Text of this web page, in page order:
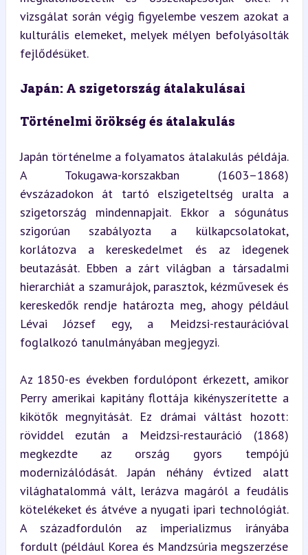
vizsgálat során végig figyelembe veszem azokat a
kulturális elemeket, melyek mélyen befolyásolták
fejlődésüket.
Japán: A szigetország átalakulásai
Történelmi örökség és átalakulás
Japán történelme a folyamatos átalakulás példája.
A Tokugawa-korszakban (1603–1868)
évszázadokon át tartó elszigeteltség uralta a
szigetország mindennapjait. Ekkor a sógunátus
szigorúan szabályozta a külkapcsolatokat,
korlátozva a kereskedelmet és az idegenek
beutazását. Ebben a zárt világban a társadalmi
hierarchiát a szamurájok, parasztok, kézművesek és
kereskedők rendje határozta meg, ahogy például
Lévai József egy, a Meidzsi-restaurációval
foglalkozó tanulmányában megjegyzi.
Az 1850-es években fordulópont érkezett, amikor
Perry amerikai kapitány flottája kikényszerítette a
kikötők megnyitását. Ez drámai váltást hozott:
röviddel ezután a Meidzsi-restauráció (1868)
megkezdte az ország gyors tempójú
modernizálódását. Japán néhány évtized alatt
világhatalommá vált, lerázva magáról a feudális
kötelékeket és átvéve a nyugati ipari technológiát.
A századfordulón az imperializmus irányába
fordult (például Korea és Mandzsúria megszerzése